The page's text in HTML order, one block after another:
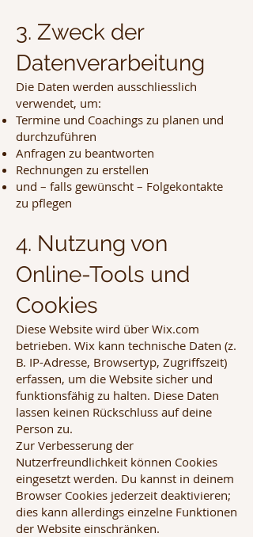
3. Zweck der
Datenverarbeitung
Die Daten werden ausschliesslich
verwendet, um:
Termine und Coachings zu planen und
durchzuführen
Anfragen zu beantworten
Rechnungen zu erstellen
und – falls gewünscht – Folgekontakte
zu pflegen
4. Nutzung von
Online-Tools und
Cookies
Diese Website wird über Wix.com
betrieben. Wix kann technische Daten (z.
B. IP-Adresse, Browsertyp, Zugriffszeit)
erfassen, um die Website sicher und
funktionsfähig zu halten. Diese Daten
lassen keinen Rückschluss auf deine
Person zu.
Zur Verbesserung der
Nutzerfreundlichkeit können Cookies
eingesetzt werden. Du kannst in deinem
Browser Cookies jederzeit deaktivieren;
dies kann allerdings einzelne Funktionen
der Website einschränken.